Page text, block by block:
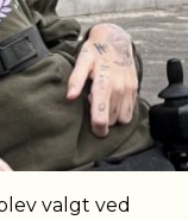
valgt ved